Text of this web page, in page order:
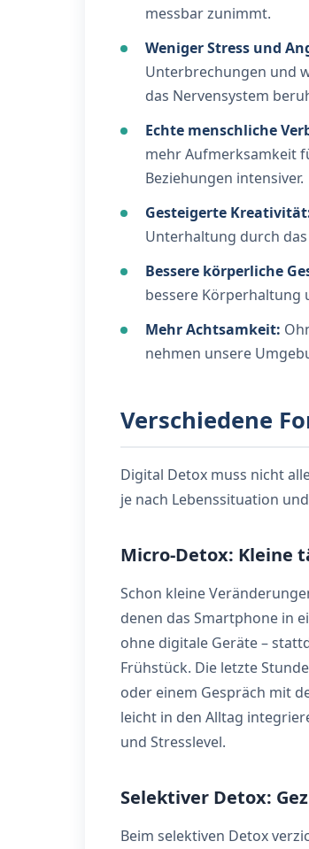
messbar zunimmt.
Weniger Stress und
Unterbrechungen und
das Nervensystem
Echte menschliche
mehr Aufmerksamkeit
Beziehungen intensiver.
Gesteigerte
Unterhaltung durch
Bessere körperliche
bessere Körperhaltung
Mehr Achtsamkeit:
nehmen unsere
Verschiedene
Digital Detox muss nicht
je nach Lebenssituation
Micro-Detox: Kleine
Schon kleine
denen das Smartphone in
ohne digitale Geräte –
Frühstück. Die letzte
oder einem Gespräch mit
leicht in den Alltag
und Stresslevel.
Selektiver Detox:
Beim selektiven Detox